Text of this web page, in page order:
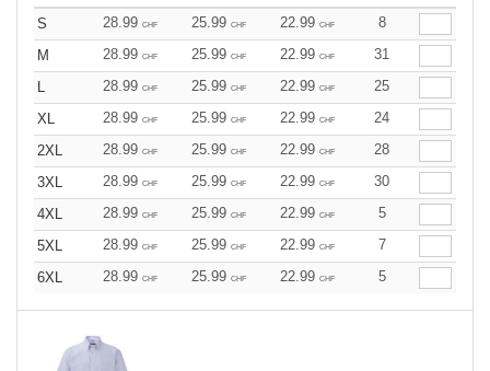
S 28.99 CHF 25.99 CHF 22.99 CHF
8
M
28.99 CHF 25.99 CHF 22.99 CHF
31
L
28.99 CHF 25.99 CHF 22.99 CHF
25
XL
28.99 CHF 25.99 CHF 22.99 CHF
24
2XL
28.99 CHF 25.99 CHF 22.99 CHF
28
3XL
28.99 CHF 25.99 CHF 22.99 CHF
30
4XL
28.99 CHF 25.99 CHF 22.99 CHF
5
5XL
28.99 CHF 25.99 CHF 22.99 CHF
7
6XL
28.99 CHF 25.99 CHF 22.99 CHF 5